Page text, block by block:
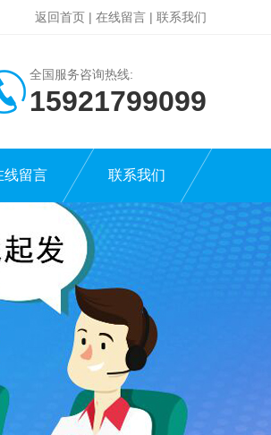
返回首页 | 在线留言 | 联系我们
全国服务咨询热线:
15921799099
线留言 联系我们